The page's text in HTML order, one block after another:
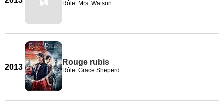
Rôle: Mrs. Watson
2013
Rouge rubis
Rôle: Grace Sheperd